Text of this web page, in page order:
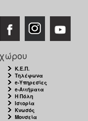
Κ.Ε.Π.
Τηλέφωνα
e-Υπηρεσίες
e-Αιτήματα
Η Πόλη
Ιστορία
Κνωσός
Μουσεία